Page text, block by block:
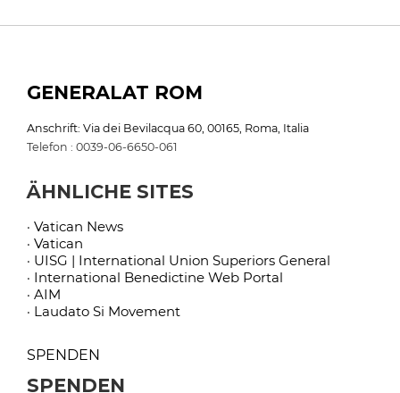
GENERALAT ROM
Anschrift: Via dei Bevilacqua 60, 00165, Roma, Italia
Telefon : 0039-06-6650-061
ÄHNLICHE SITES
· Vatican News
· Vatican
· UISG | International Union Superiors General
· International Benedictine Web Portal
· AIM
· Laudato Si Movement
SPENDEN
SPENDEN